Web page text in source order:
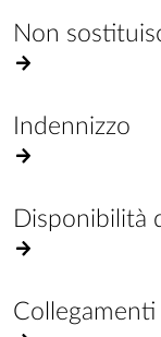
Non
Indennizzo
Disponibilità